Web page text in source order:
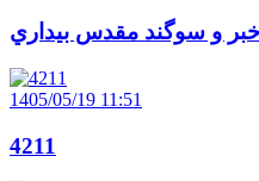
و سوگند مقدس بيداري
1405/05/19 11:51
4211